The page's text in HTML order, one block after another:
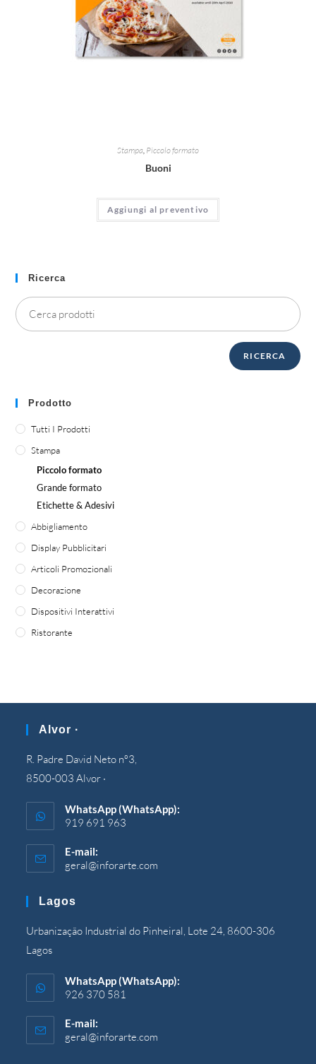
Stampa, Piccolo formato
Buoni
Aggiungi al preventivo
Ricerca
RICERCA
Prodotto
Tutti I Prodotti
Stampa
Piccolo formato
Grande formato
Etichette & Adesivi
Abbigliamento
Display Pubblicitari
Articoli Promozionali
Decorazione
Dispositivi Interattivi
Ristorante
Alvor ·
R. Padre David Neto nº3,
8500-003 Alvor ·
WhatsApp (WhatsApp):
919 691 963
E-mail:
geral@inforarte.com
Lagos
Urbanização Industrial do Pinheiral, Lote 24, 8600-306
Lagos
WhatsApp (WhatsApp):
926 370 581
E-mail:
geral@inforarte.com